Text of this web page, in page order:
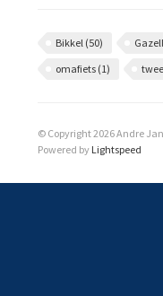
Bikkel (50)
omafiets (1)
© Copyright 2026 Andre
Powered by Lightspeed